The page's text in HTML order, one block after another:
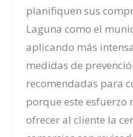
planifiquen sus
Laguna como el
aplicando más
medidas de
recomendadas para
porque este esfuerzo
ofrecer al cliente la